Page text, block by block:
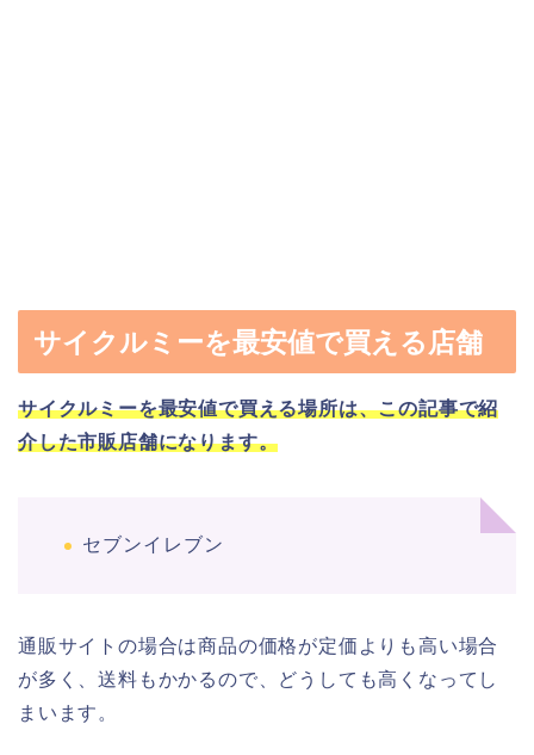
サイクルミーを最安値で買える店舗
サイクルミーを最安値で買える場所は、この記事で紹
介した市販店舗になります。
セブンイレブン
通販サイトの場合は商品の価格が定価よりも高い場合
が多く、送料もかかるので、どうしても高くなってし
まいます。